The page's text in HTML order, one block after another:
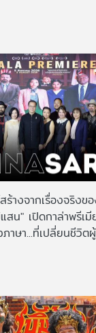
างจากเรื่องจริงข
น" เปิดกาล่าพรีเ
าษา...ที่เปลี่ยนชีวิต